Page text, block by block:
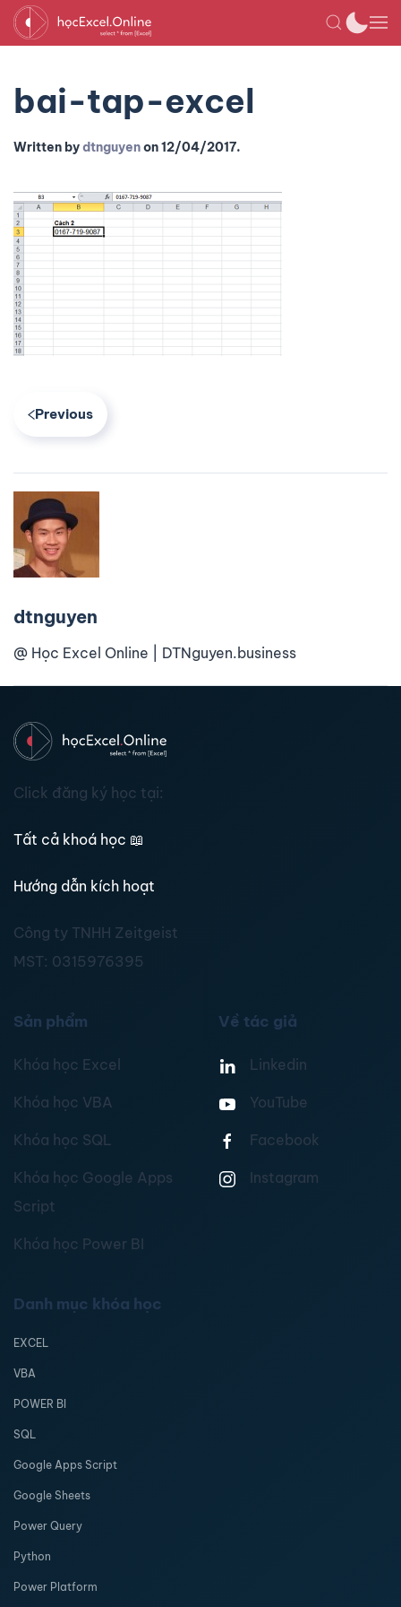
bai-tap-excel
Written bydtnguyenon12/04/2017.
Previous
dtnguyen
@ Học Excel Online | DTNguyen.business
Click đăng ký học tại:
Tất cả khoá học 📖
Hướng dẫn kích hoạt
Công ty TNHH Zeitgeist
MST: 0315976395
Sản phẩm
Khóa học Excel
Khóa học VBA
Khóa học SQL
Khóa học Google Apps
Script
Khóa học Power BI
Về tác giả
Linkedin
YouTube
Facebook
Instagram
Danh mục khóa học
EXCEL
VBA
POWER BI
SQL
Google Apps Script
Google Sheets
Power Query
Python
Power Platform